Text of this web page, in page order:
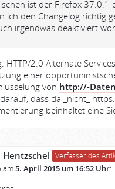
ist der Firefox 37.0.1
ich den Changelog richtig
irgendwas deaktiviert
HTTP/2.0 Alternate
einer
von http://-
dass da _nicht_
beinhaltet eine
Hentzschel Verfasser des
am5. April 2015 um 16:52 Uhr: